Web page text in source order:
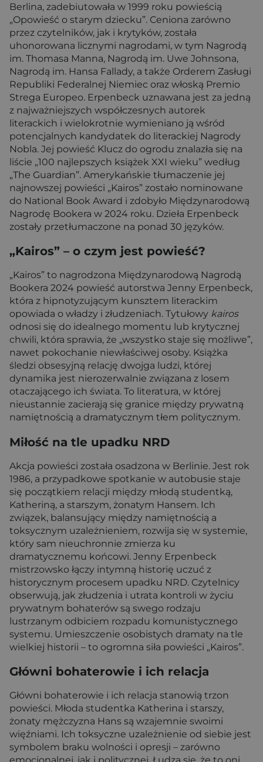
Berlina, zadebiutowała w 1999 roku powieścią
„Opowieść o starym dziecku”. Ceniona zarówno
przez czytelników, jak i krytyków, została
uhonorowana licznymi nagrodami, w tym Nagrodą
im. Thomasa Manna, Nagrodą im. Uwe Johnsona,
Nagrodą im. Hansa Fallady, a także Orderem Zasługi
Republiki Federalnej Niemiec oraz włoską Premio
Strega Europeo. Erpenbeck uznawana jest za jedną
z najważniejszych współczesnych autorek
literackich i wielokrotnie wymieniano ją wśród
potencjalnych kandydatek do literackiej Nagrody
Nobla. Jej powieść Klucz do ogrodu znalazła się na
liście „100 najlepszych książek XXI wieku” według
„The Guardian”. Amerykańskie tłumaczenie jej
najnowszej powieści „Kairos” zostało nominowane
do National Book Award i zdobyło Międzynarodową
Nagrodę Bookera w 2024 roku. Dzieła Erpenbeck
zostały przetłumaczone na ponad 30 języków.
„Kairos” – o czym jest powieść?
„Kairos” to nagrodzona Międzynarodową Nagrodą
Bookera 2024 powieść autorstwa Jenny Erpenbeck,
która z hipnotyzującym kunsztem literackim
opowiada o władzy i złudzeniach. Tytułowy kairos
odnosi się do idealnego momentu lub krytycznej
chwili, która sprawia, że „wszystko staje się możliwe”,
nawet pokochanie niewłaściwej osoby. Książka
śledzi obsesyjną relację dwojga ludzi, której
dynamika jest nierozerwalnie związana z losem
otaczającego ich świata. To literatura, w której
nieustannie zacierają się granice między prywatną
namiętnością a dramatycznym tłem politycznym.
Miłość na tle upadku NRD
Akcja powieści została osadzona w Berlinie. Jest rok
1986, a przypadkowe spotkanie w autobusie staje
się początkiem relacji między młodą studentką,
Katheriną, a starszym, żonatym Hansem. Ich
związek, balansujący między namiętnością a
toksycznym uzależnieniem, rozwija się w systemie,
który sam nieuchronnie zmierza ku
dramatycznemu końcowi. Jenny Erpenbeck
mistrzowsko łączy intymną historię uczuć z
historycznym procesem upadku NRD. Czytelnicy
obserwują, jak złudzenia i utrata kontroli w życiu
prywatnym bohaterów są swego rodzaju
lustrzanym odbiciem rozpadu komunistycznego
systemu. Umieszczenie osobistych dramaty na tle
wielkiej historii – to ogromna siła powieści „Kairos”.
Główni bohaterowie i ich relacja
Główni bohaterowie i ich relacja stanowią trzon
powieści. Młoda studentka Katherina i starszy,
żonaty mężczyzna Hans są wzajemnie swoimi
więźniami. Ich toksyczne uzależnienie od siebie jest
symbolem braku wolności i opresji – zarówno